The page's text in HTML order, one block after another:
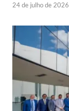
24 de julho de 2026